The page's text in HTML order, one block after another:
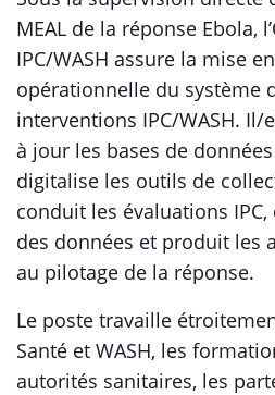
MEAL de la réponse Ebola,
IPC/WASH assure la mise
opérationnelle du système
interventions IPC/WASH.
à jour les bases de
digitalise les outils de
conduit les évaluations
des données et produit les
au pilotage de la réponse.
Le poste travaille
Santé et WASH, les
autorités sanitaires, les